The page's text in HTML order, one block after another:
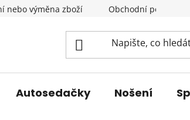
nebo výměna zboží Obchodní podmínky
Autosedačky Nošení